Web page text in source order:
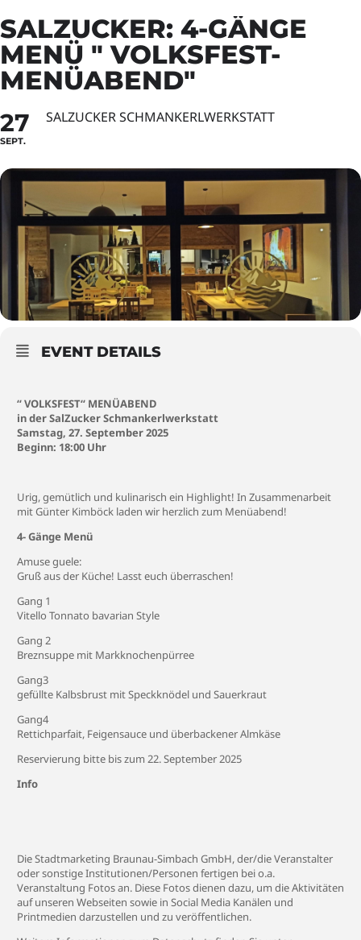
SALZUCKER: 4-GÄNGE
MENÜ " VOLKSFEST-
MENÜABEND"
27
SEPT.
SALZUCKER SCHMANKERLWERKSTATT
EVENT DETAILS
“ VOLKSFEST“ MENÜABEND
in der SalZucker Schmankerlwerkstatt
Samstag, 27. September 2025
Beginn: 18:00 Uhr
Urig, gemütlich und kulinarisch ein Highlight! In Zusammenarbeit
mit Günter Kimböck laden wir herzlich zum Menüabend!
4- Gänge Menü
Amuse guele:
Gruß aus der Küche! Lasst euch überraschen!
Gang 1
Vitello Tonnato bavarian Style
Gang 2
Breznsuppe mit Markknochenpürree
Gang3
gefüllte Kalbsbrust mit Speckknödel und Sauerkraut
Gang4
Rettichparfait, Feigensauce und überbackener Almkäse
Reservierung bitte bis zum 22. September 2025
Info
Die Stadtmarketing Braunau-Simbach GmbH, der/die Veranstalter
oder sonstige Institutionen/Personen fertigen bei o.a.
Veranstaltung Fotos an. Diese Fotos dienen dazu, um die Aktivitäten
auf unseren Webseiten sowie in Social Media Kanälen und
Printmedien darzustellen und zu veröffentlichen.